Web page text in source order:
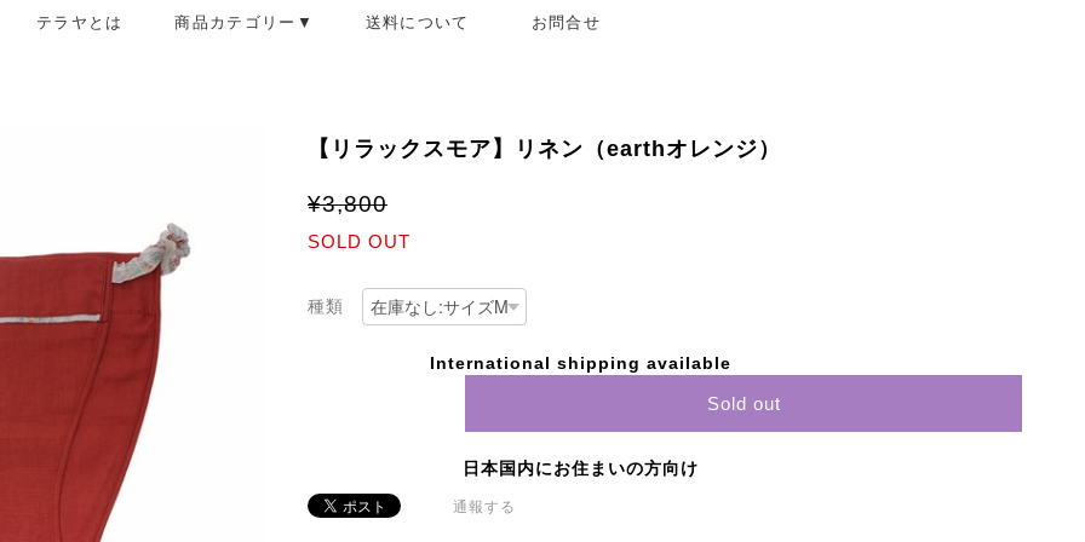
テラヤとは 商品カテゴリー▼ 送料について お問合せ
【リラックスモア】リネン（earthオレンジ）
¥3,800
SOLD OUT
種類
International shipping available
Sold out
日本国内にお住まいの方向け
通報する